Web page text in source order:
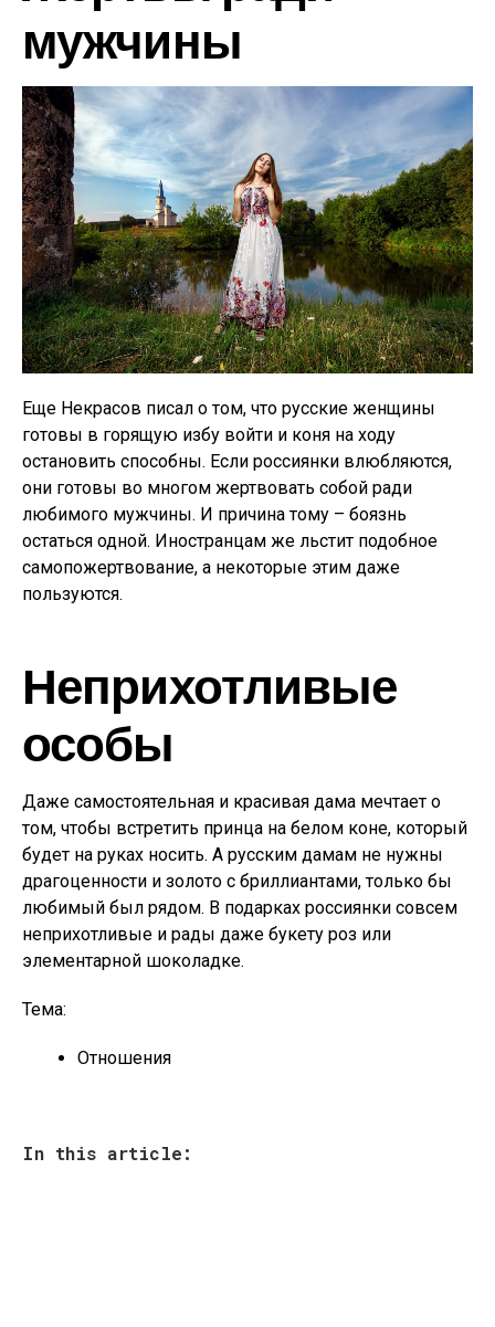
мужчины
Еще Некрасов писал о том, что русские женщины
готовы в горящую избу войти и коня на ходу
остановить способны. Если россиянки влюбляются,
они готовы во многом жертвовать собой ради
любимого мужчины. И причина тому – боязнь
остаться одной. Иностранцам же льстит подобное
самопожертвование, а некоторые этим даже
пользуются.
Неприхотливые
особы
Даже самостоятельная и красивая дама мечтает о
том, чтобы встретить принца на белом коне, который
будет на руках носить. А русским дамам не нужны
драгоценности и золото с бриллиантами, только бы
любимый был рядом. В подарках россиянки совсем
неприхотливые и рады даже букету роз или
элементарной шоколадке.
Тема:
Отношения
In this article: